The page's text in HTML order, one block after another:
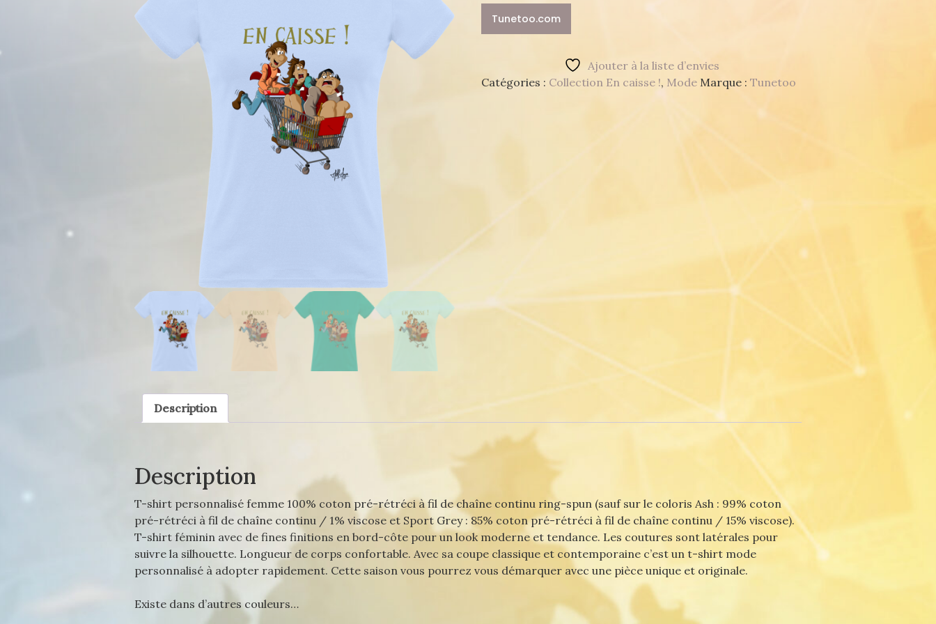
Tunetoo.com
Ajouter à la liste d’envies
Catégories : Collection En caisse !, Mode Marque :Tunetoo
Description
Description
T-shirt personnalisé femme 100% coton pré-rétréci à fil de chaîne continu ring-spun (sauf sur le coloris Ash : 99% coton
pré-rétréci à fil de chaîne continu / 1% viscose et Sport Grey : 85% coton pré-rétréci à fil de chaîne continu / 15% viscose).
T-shirt féminin avec de fines finitions en bord-côte pour un look moderne et tendance. Les coutures sont latérales pour
suivre la silhouette. Longueur de corps confortable. Avec sa coupe classique et contemporaine c’est un t-shirt mode
personnalisé à adopter rapidement. Cette saison vous pourrez vous démarquer avec une pièce unique et originale.
Existe dans d’autres couleurs…